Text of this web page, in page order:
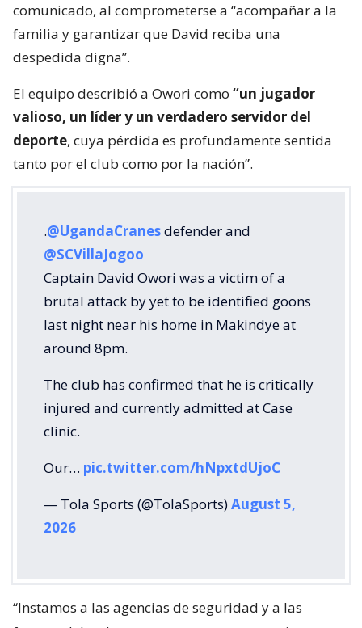
comunicado, al comprometerse a “acompañar a la
familia y garantizar que David reciba una
despedida digna”.
El equipo describió a Owori como “un jugador
valioso, un líder y un verdadero servidor del
deporte, cuya pérdida es profundamente sentida
tanto por el club como por la nación”.
.@UgandaCranesdefender and
@SCVillaJogoo
Captain David Owori was a victim of a
brutal attack by yet to be identified goons
last night near his home in Makindye at
around 8pm.
The club has confirmed that he is critically
injured and currently admitted at Case
clinic.
Our… pic.twitter.com/hNpxtdUjoC
— Tola Sports (@TolaSports)August 5,
2026
“Instamos a las agencias de seguridad y a las